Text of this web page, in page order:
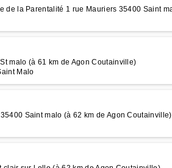
de la Parentalité 1 rue Mauriers 35400 Saint
malo (à 61 km de Agon Coutainville)
Malo
Saint malo (à 62 km de Agon Coutainville)